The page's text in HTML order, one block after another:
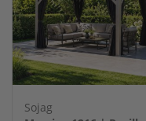
Sojag